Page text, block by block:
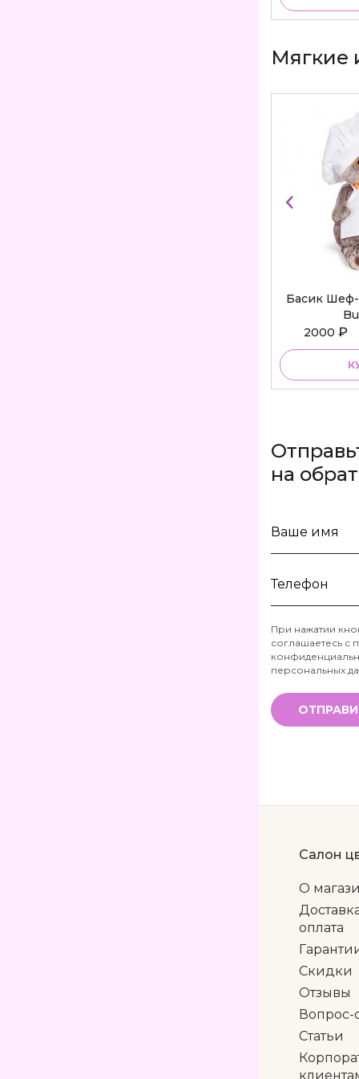
Мягкие
Басик
2000₽
на
Ваше
Телефон
*
При нажатии
соглашаетесь с
персональных
Салон
О
оплата
Скидки
Отзывы
Вопрос-
Статьи